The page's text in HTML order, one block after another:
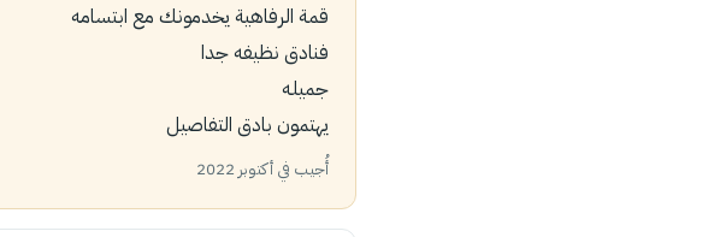
قمة الرفاهية يخدمونك مع ابتسامه
فنادق نظيفه جدا
جميله
يهتمون بادق التفاصيل
أُجيب في أكتوبر 2022